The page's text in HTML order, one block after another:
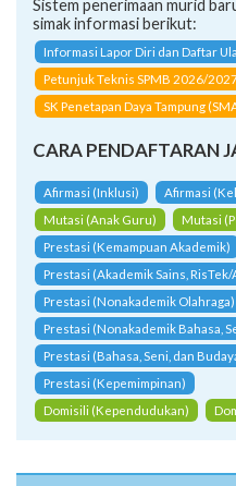
Sistem penerimaan murid
simak informasi berikut:
Informasi Lapor Diri dan Daftar
Petunjuk Teknis SPMB 2026/
SK Penetapan Daya Tampung
CARA PENDAFTARAN
Afirmasi (Inklusi)
Afirmasi
Mutasi (Anak Guru)
Mutasi
Prestasi (Kemampuan Akademik)
Prestasi (Akademik Sains,
Prestasi (Nonakademik Olahraga)
Prestasi (Nonakademik Bahasa,
Prestasi (Bahasa, Seni, dan
Prestasi (Kepemimpinan)
Domisili (Kependudukan)